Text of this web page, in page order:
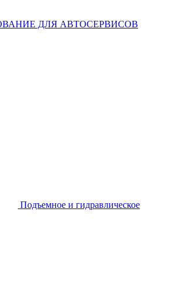
ДЛЯ АВТОСЕРВИСОВ
Подъемное и гидравлическое